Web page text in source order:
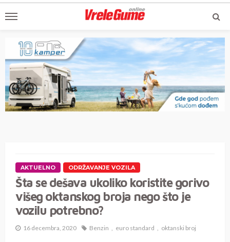
AKTUELNO ODRŽAVANJE VOZILA
Šta se dešava ukoliko koristite gorivo
višeg oktanskog broja nego što je
vozilu potrebno?
16 decembra, 2020 Benzin euro standard oktanski broj